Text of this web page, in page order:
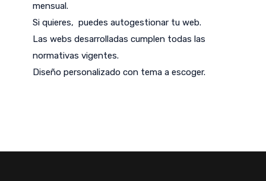
mensual.
Si quieres, puedes autogestionar tu web.
Las webs desarrolladas cumplen todas las
normativas vigentes.
Diseño personalizado con tema a escoger.